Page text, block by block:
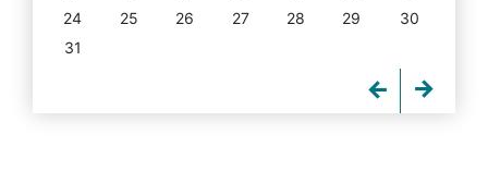
24
25 26 27 28 29
30
31